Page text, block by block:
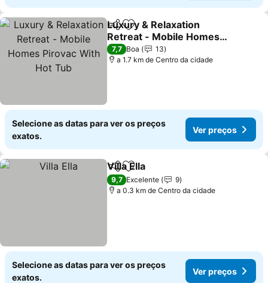
PartilharAdicionar aos favoritos
Luxury & Relaxation
Retreat - Mobile Homes
Pirovac With Hot Tub
Ver preços
7,7 Boa
13
a 1.7 km de Centro da cidade
Selecione as datas para ver os preços
exatos.
Ver preços
PartilharAdicionar aos favoritos
Villa Ella
9,7 Excelente
9
a 0.3 km de Centro da cidade
Selecione as datas para ver os preços
exatos.
Ver preços